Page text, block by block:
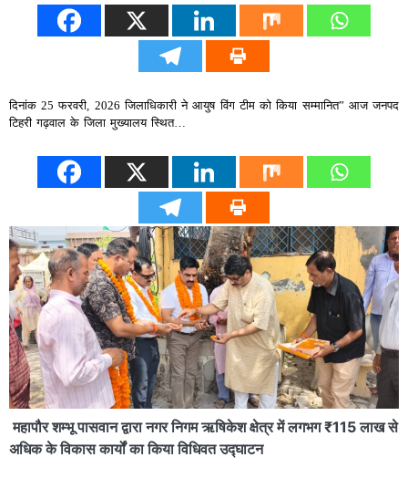
दिनांक 25 फरवरी, 2026 जिलाधिकारी ने आयुष विंग टीम को किया सम्मानित” आज जनपद
टिहरी गढ़वाल के जिला मुख्यालय स्थित…
​महापौर शम्भू पासवान द्वारा नगर निगम ऋषिकेश क्षेत्र में लगभग ₹115 लाख से
अधिक के विकास कार्यों का किया विधिवत उद्घाटन